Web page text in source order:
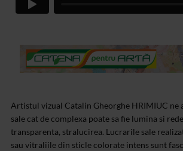
Artistul vizual Catalin Gheorghe HRIMIUC
sale cat de complexa poate sa fie lumina si
transparenta, stralucirea. Lucrarile sale
sau vitraliile din sticle colorate intens sunt